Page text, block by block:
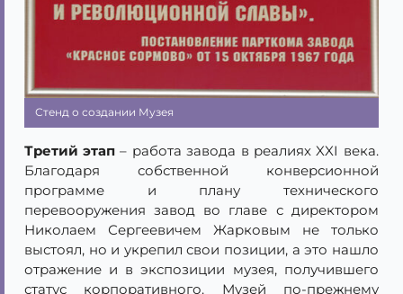
Стенд о создании Музея
Третий этап– работа завода в реалиях XXI века.
Благодаря собственной конверсионной
программе и плану технического
перевооружения завод во главе с директором
Николаем Сергеевичем Жарковым не только
выстоял, но и укрепил свои позиции, а это нашло
отражение и в экспозиции музея, получившего
статус корпоративного. Музей по-прежнему